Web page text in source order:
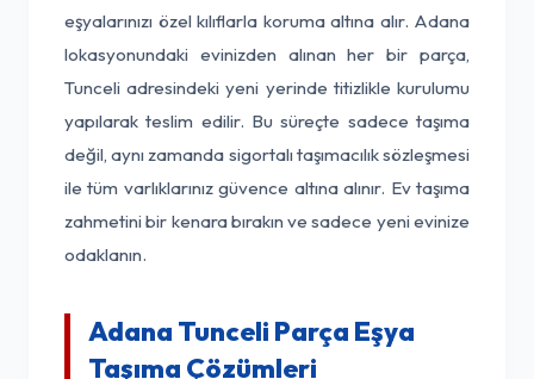
eşyalarınızı özel kılıflarla koruma altına alır. Adana
lokasyonundaki evinizden alınan her bir parça,
Tunceli adresindeki yeni yerinde titizlikle kurulumu
yapılarak teslim edilir. Bu süreçte sadece taşıma
değil, aynı zamanda sigortalı taşımacılık sözleşmesi
ile tüm varlıklarınız güvence altına alınır. Ev taşıma
zahmetini bir kenara bırakın ve sadece yeni evinize
odaklanın.
Adana Tunceli Parça Eşya
Taşıma Çözümleri